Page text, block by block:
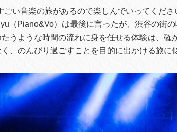
ごい音楽の旅があるので楽しんでいってくだ
（Piano&Vo）は最後に言ったが、渋谷の街
うような時間の流れに身を任せる体験は、確
、のんびり過ごすことを目的に出かける旅に